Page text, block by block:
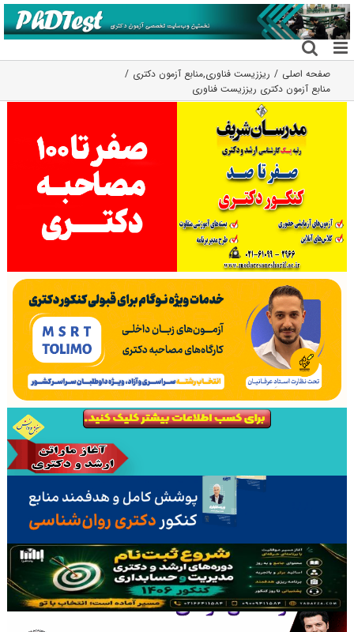
رفتن
به
محتوا
صفحه اصلی ریززیست فناوری,منابع آزمون دکتری
منابع آزمون دکتری ریززیست فناوری